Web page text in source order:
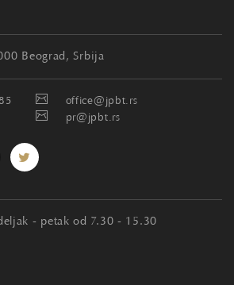
Beograd, Srbija
office@jpbt.rs
pr@jpbt.rs
- petak od 7.30 - 15.30